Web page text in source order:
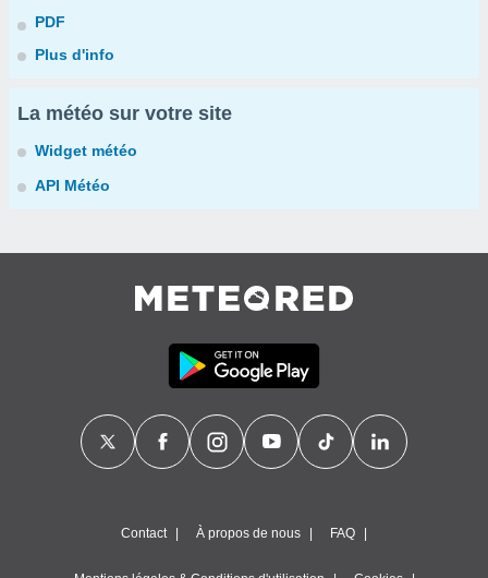
PDF
Plus d'info
La météo sur votre site
Widget météo
API Météo
Contact À propos de nous FAQ